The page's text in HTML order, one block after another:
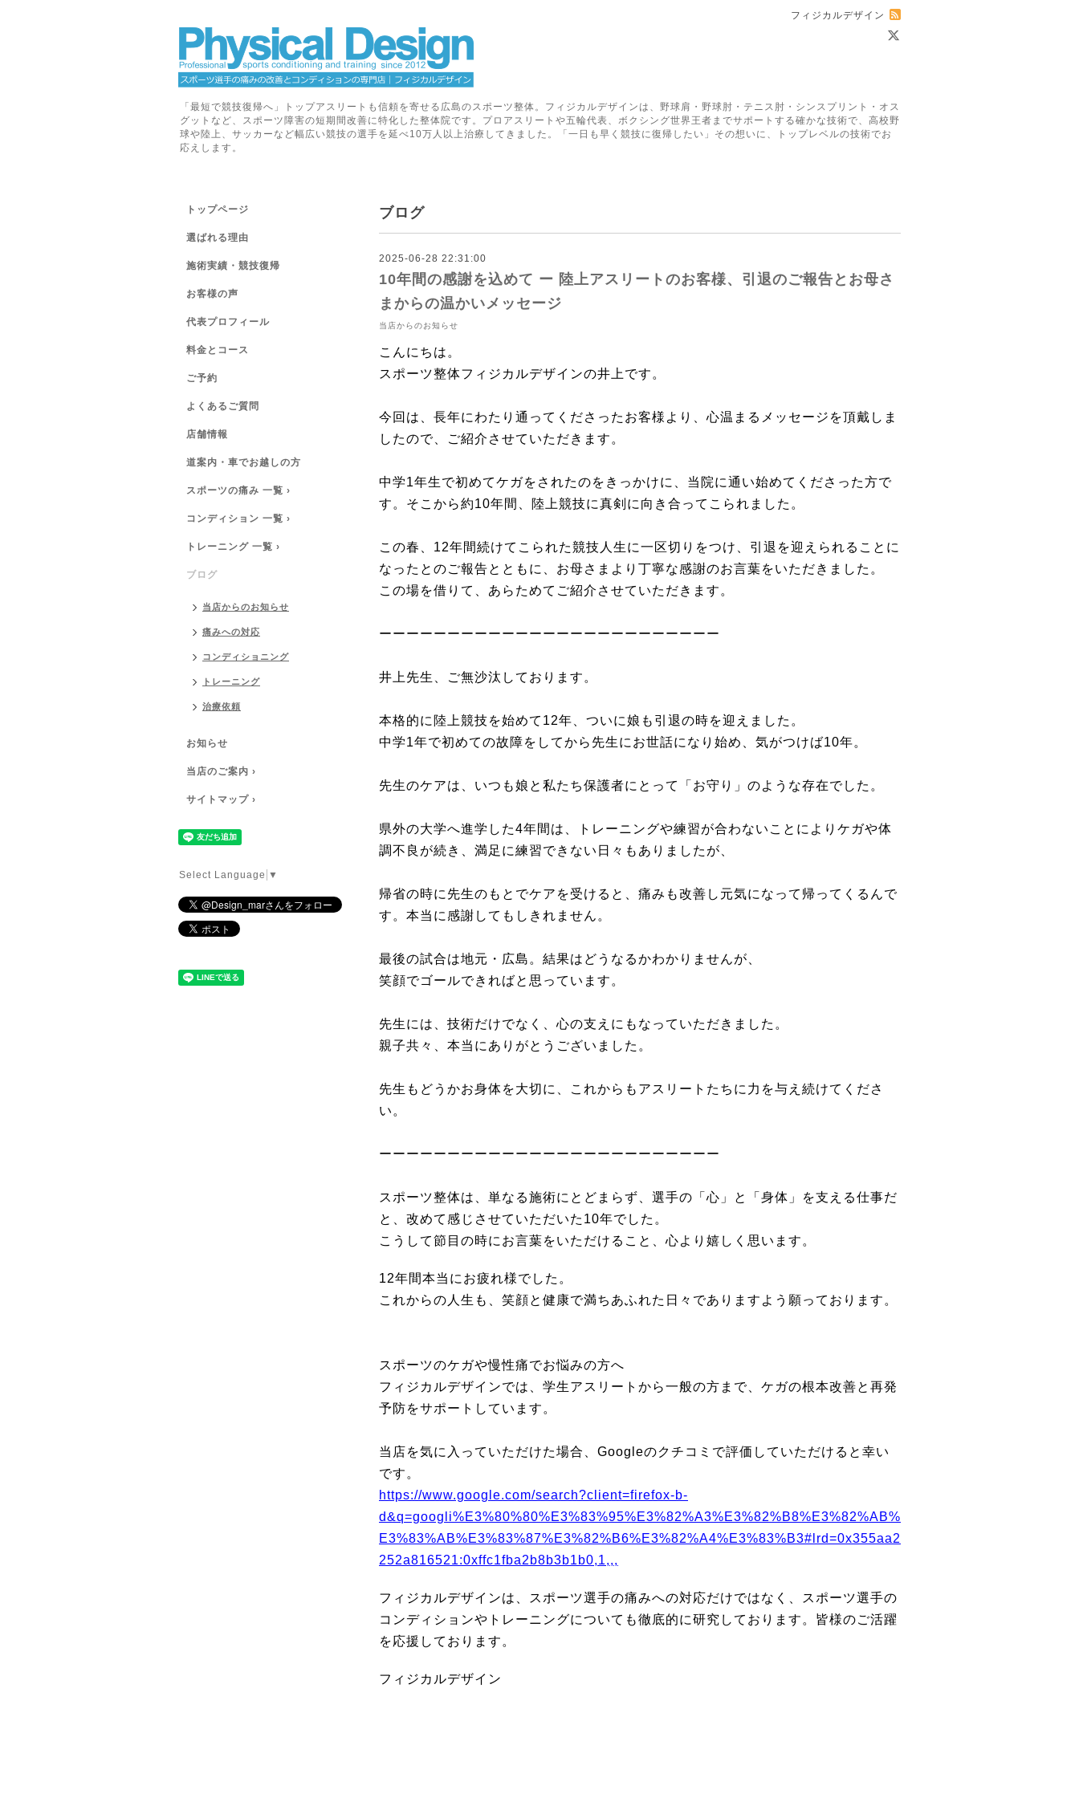
フィジカルデザイン
「最短で競技復帰へ」トップアスリートも信頼を寄せる広島のスポーツ整体。フィジカルデザインは、野球肩・野球肘・テニス肘・シンスプリント・オス
グットなど、スポーツ障害の短期間改善に特化した整体院です。プロアスリートや五輪代表、ボクシング世界王者までサポートする確かな技術で、高校野
球や陸上、サッカーなど幅広い競技の選手を延べ10万人以上治療してきました。「一日も早く競技に復帰したい」その想いに、トップレベルの技術でお
応えします。
ブログ
2025-06-28 22:31:00
10年間の感謝を込めて ー 陸上アスリートのお客様、引退のご報告とお母さ
まからの温かいメッセージ
当店からのお知らせ
こんにちは。
スポーツ整体フィジカルデザインの井上です。
今回は、長年にわたり通ってくださったお客様より、心温まるメッセージを頂戴しま
したので、ご紹介させていただきます。
中学1年生で初めてケガをされたのをきっかけに、当院に通い始めてくださった方で
す。そこから約10年間、陸上競技に真剣に向き合ってこられました。
この春、12年間続けてこられた競技人生に一区切りをつけ、引退を迎えられることに
なったとのご報告とともに、お母さまより丁寧な感謝のお言葉をいただきました。
この場を借りて、あらためてご紹介させていただきます。
ーーーーーーーーーーーーーーーーーーーーーーーーー
井上先生、ご無沙汰しております。
本格的に陸上競技を始めて12年、ついに娘も引退の時を迎えました。
中学1年で初めての故障をしてから先生にお世話になり始め、気がつけば10年。
先生のケアは、いつも娘と私たち保護者にとって「お守り」のような存在でした。
県外の大学へ進学した4年間は、トレーニングや練習が合わないことによりケガや体
調不良が続き、満足に練習できない日々もありましたが、
帰省の時に先生のもとでケアを受けると、痛みも改善し元気になって帰ってくるんで
す。本当に感謝してもしきれません。
最後の試合は地元・広島。結果はどうなるかわかりませんが、
笑顔でゴールできればと思っています。
先生には、技術だけでなく、心の支えにもなっていただきました。
親子共々、本当にありがとうございました。
先生もどうかお身体を大切に、これからもアスリートたちに力を与え続けてくださ
い。
ーーーーーーーーーーーーーーーーーーーーーーーーー
スポーツ整体は、単なる施術にとどまらず、選手の「心」と「身体」を支える仕事だ
と、改めて感じさせていただいた10年でした。
こうして節目の時にお言葉をいただけること、心より嬉しく思います。
12年間本当にお疲れ様でした。
これからの人生も、笑顔と健康で満ちあふれた日々でありますよう願っております。
スポーツのケガや慢性痛でお悩みの方へ
フィジカルデザインでは、学生アスリートから一般の方まで、ケガの根本改善と再発
予防をサポートしています。
当店を気に入っていただけた場合、Googleのクチコミで評価していただけると幸い
です。
https://www.google.com/search?client=firefox-b-
d&q=googli%E3%80%80%E3%83%95%E3%82%A3%E3%82%B8%E3%82%AB%
E3%83%AB%E3%83%87%E3%82%B6%E3%82%A4%E3%83%B3#lrd=0x355aa2
252a816521:0xffc1fba2b8b3b1b0,1,,,
フィジカルデザインは、スポーツ選手の痛みへの対応だけではなく、スポーツ選手の
コンディションやトレーニングについても徹底的に研究しております。皆様のご活躍
を応援しております。
フィジカルデザイン
トップページ
選ばれる理由
施術実績・競技復帰
お客様の声
代表プロフィール
料金とコース
ご予約
よくあるご質問
店舗情報
道案内・車でお越しの方
スポーツの痛み 一覧 ›
コンディション 一覧 ›
トレーニング 一覧 ›
ブログ
当店からのお知らせ
痛みへの対応
コンディショニング
トレーニング
治療依頼
お知らせ
当店のご案内 ›
サイトマップ ›
Select Language ▼